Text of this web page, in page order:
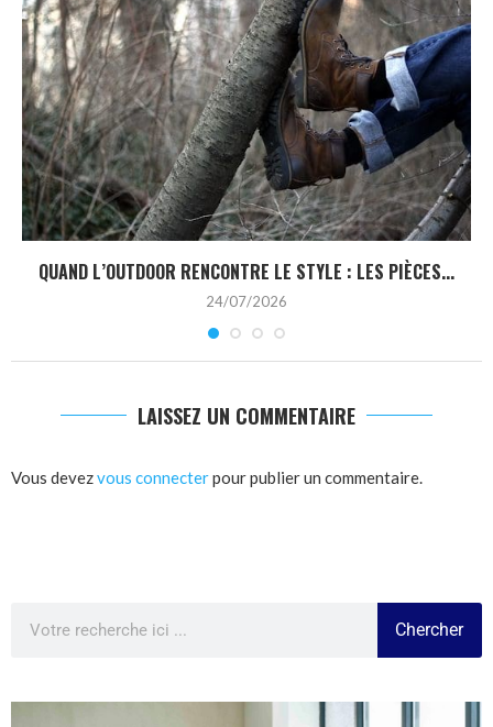
QUAND L’OUTDOOR RENCONTRE LE STYLE : LES PIÈCES...
24/07/2026
LAISSEZ UN COMMENTAIRE
Vous devezvous connecterpour publier un commentaire.
Chercher